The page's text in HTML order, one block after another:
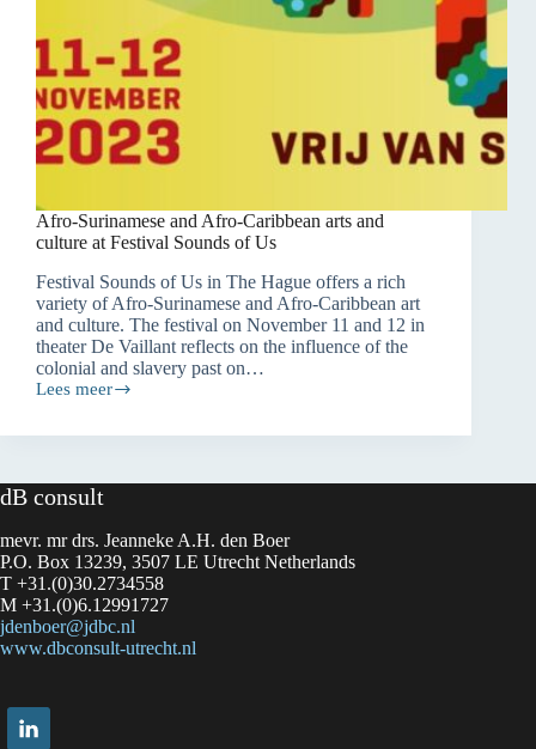
Afro-Surinamese and Afro-Caribbean arts and
culture at Festival Sounds of Us
Festival Sounds of Us in The Hague offers a rich
variety of Afro-Surinamese and Afro-Caribbean art
and culture. The festival on November 11 and 12 in
theater De Vaillant reflects on the influence of the
colonial and slavery past on…
Lees meer
Afro-
and
arts
culture
at
Festival
Sounds
of
Us
dB consult
mevr. mr drs. Jeanneke A.H. den Boer
P.O. Box 13239, 3507 LE Utrecht Netherlands
T +31.(0)30.2734558
M +31.(0)6.12991727
jdenboer@jdbc.nl
www.dbconsult-utrecht.nl